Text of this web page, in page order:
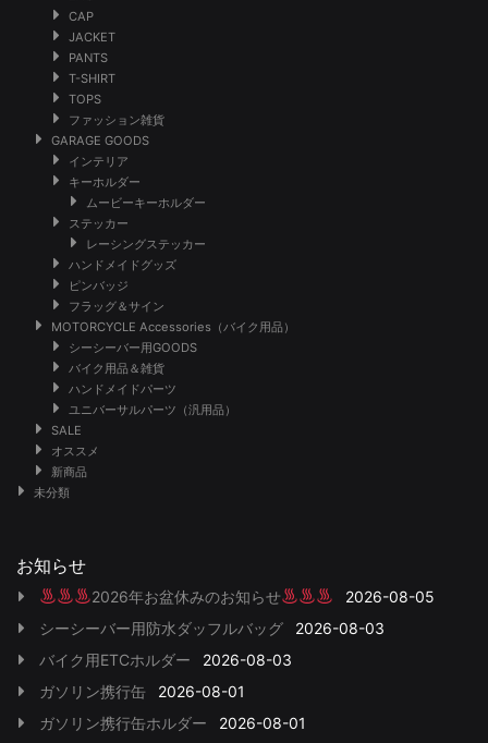
CAP
JACKET
PANTS
T-SHIRT
TOPS
ファッション雑貨
GARAGE GOODS
インテリア
キーホルダー
ムービーキーホルダー
ステッカー
レーシングステッカー
ハンドメイドグッズ
ピンバッジ
フラッグ＆サイン
MOTORCYCLE Accessories（バイク用品）
シーシーバー用GOODS
バイク用品＆雑貨
ハンドメイドパーツ
ユニバーサルパーツ（汎用品）
SALE
オススメ
新商品
未分類
お知らせ
2026年お盆休みのお知らせ
2026-08-05
シーシーバー用防水ダッフルバッグ
2026-08-03
バイク用ETCホルダー
2026-08-03
ガソリン携行缶
2026-08-01
ガソリン携行缶ホルダー
2026-08-01